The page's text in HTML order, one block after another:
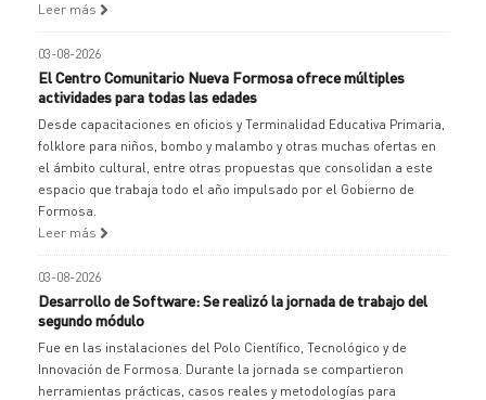
Leer más
03-08-2026
El Centro Comunitario Nueva Formosa ofrece múltiples
actividades para todas las edades
Desde capacitaciones en oficios y Terminalidad Educativa Primaria,
folklore para niños, bombo y malambo y otras muchas ofertas en
el ámbito cultural, entre otras propuestas que consolidan a este
espacio que trabaja todo el año impulsado por el Gobierno de
Formosa.
Leer más
03-08-2026
Desarrollo de Software: Se realizó la jornada de trabajo del
segundo módulo
Fue en las instalaciones del Polo Científico, Tecnológico y de
Innovación de Formosa. Durante la jornada se compartieron
herramientas prácticas, casos reales y metodologías para